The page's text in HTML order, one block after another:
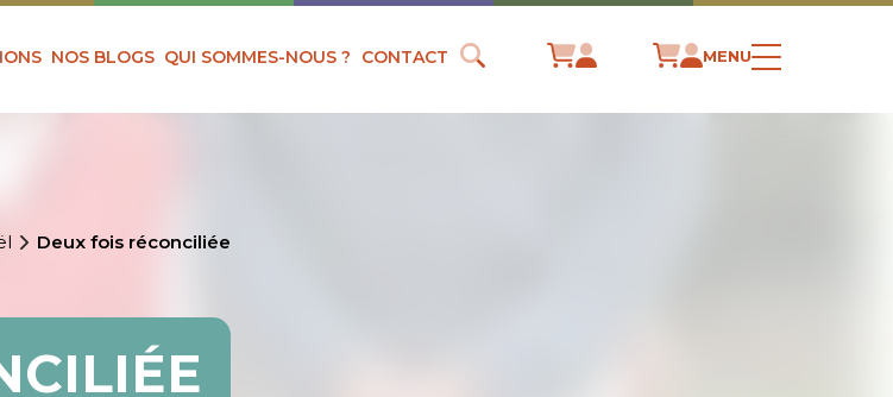
NOS BLOGS QUI SOMMES-NOUS ? CONTACT MENU
Deux fois réconciliée